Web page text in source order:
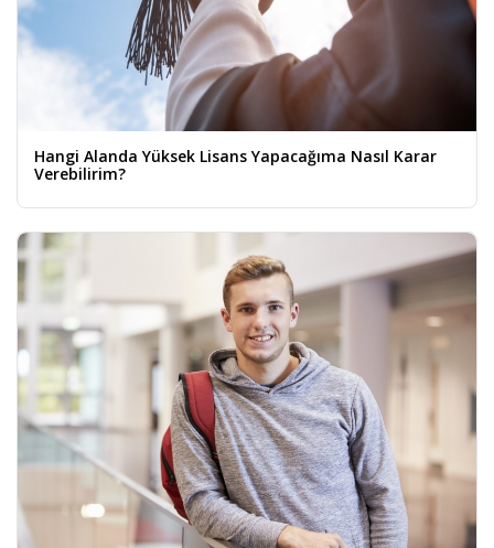
Hangi Alanda Yüksek Lisans Yapacağıma Nasıl Karar
Verebilirim?